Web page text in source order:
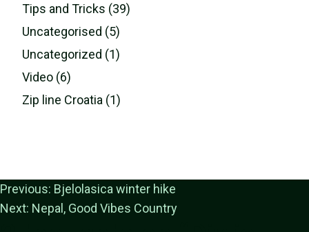
Tips and Tricks (39)
Uncategorised (5)
Uncategorized (1)
Video (6)
Zip line Croatia (1)
Previous: Bjelolasica winter hike
Next: Nepal, Good Vibes Country